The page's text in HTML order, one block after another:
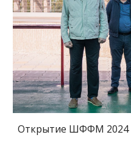
Открытие ШФФМ 2024